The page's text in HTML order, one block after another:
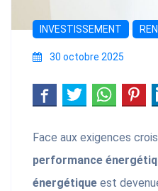
INVESTISSEMENT
30 octobre 2025
Face aux exigences
performance
énergétique est